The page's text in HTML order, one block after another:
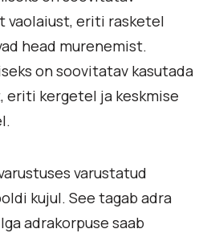
vaolaiust, eriti rasketel
head murenemist.
on soovitatav kasutada
eriti kergetel ja keskmise
varustatud
kujul. See tagab adra
adrakorpuse saab